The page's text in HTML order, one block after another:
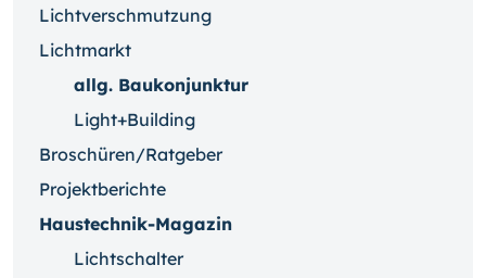
Lichtverschmutzung
Lichtmarkt
allg. Baukonjunktur
Light+Building
Broschüren/Ratgeber
Projektberichte
Haustechnik-Magazin
Lichtschalter